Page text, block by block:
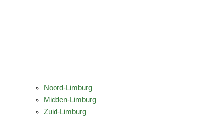
Noord-Limburg
Midden-Limburg
Zuid-Limburg